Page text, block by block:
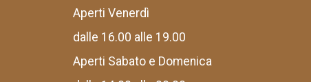
Aperti Venerdì
dalle 16.00 alle 19.00
Aperti Sabato e Domenica